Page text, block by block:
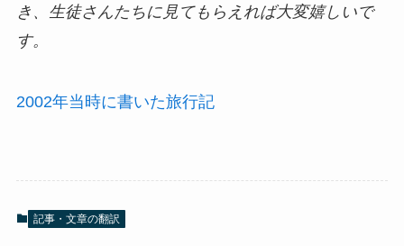
き、生徒さんたちに見てもらえれば大変嬉しいで
す。
2002年当時に書いた旅行記
記事・文章の翻訳